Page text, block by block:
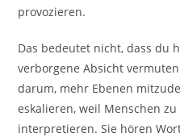
provozieren.
Das bedeutet nicht, dass du
verborgene Absicht
darum, mehr Ebenen
eskalieren, weil Menschen
interpretieren. Sie hören